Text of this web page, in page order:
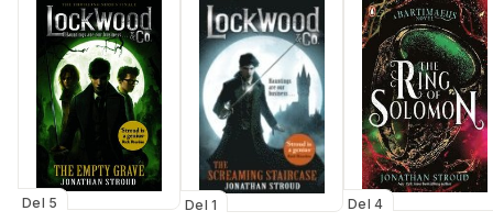
Del 5 Del 1 Del 4